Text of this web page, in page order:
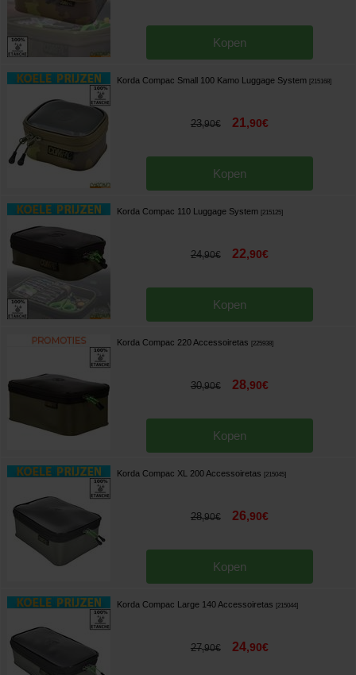
Kopen
Korda Compac Small 100 Kamo Luggage System [215168]
23,90€ 21,90€
Kopen
Korda Compac 110 Luggage System [215125]
24,90€ 22,90€
Kopen
Korda Compac 220 Accessoiretas [225938]
30,90€ 28,90€
Kopen
Korda Compac XL 200 Accessoiretas [215045]
28,90€ 26,90€
Kopen
Korda Compac Large 140 Accessoiretas [215044]
27,90€ 24,90€